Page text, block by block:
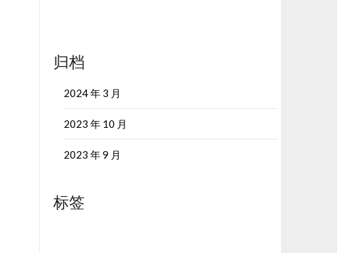
归档
2024 年 3 月
2023 年 10 月
2023 年 9 月
标签